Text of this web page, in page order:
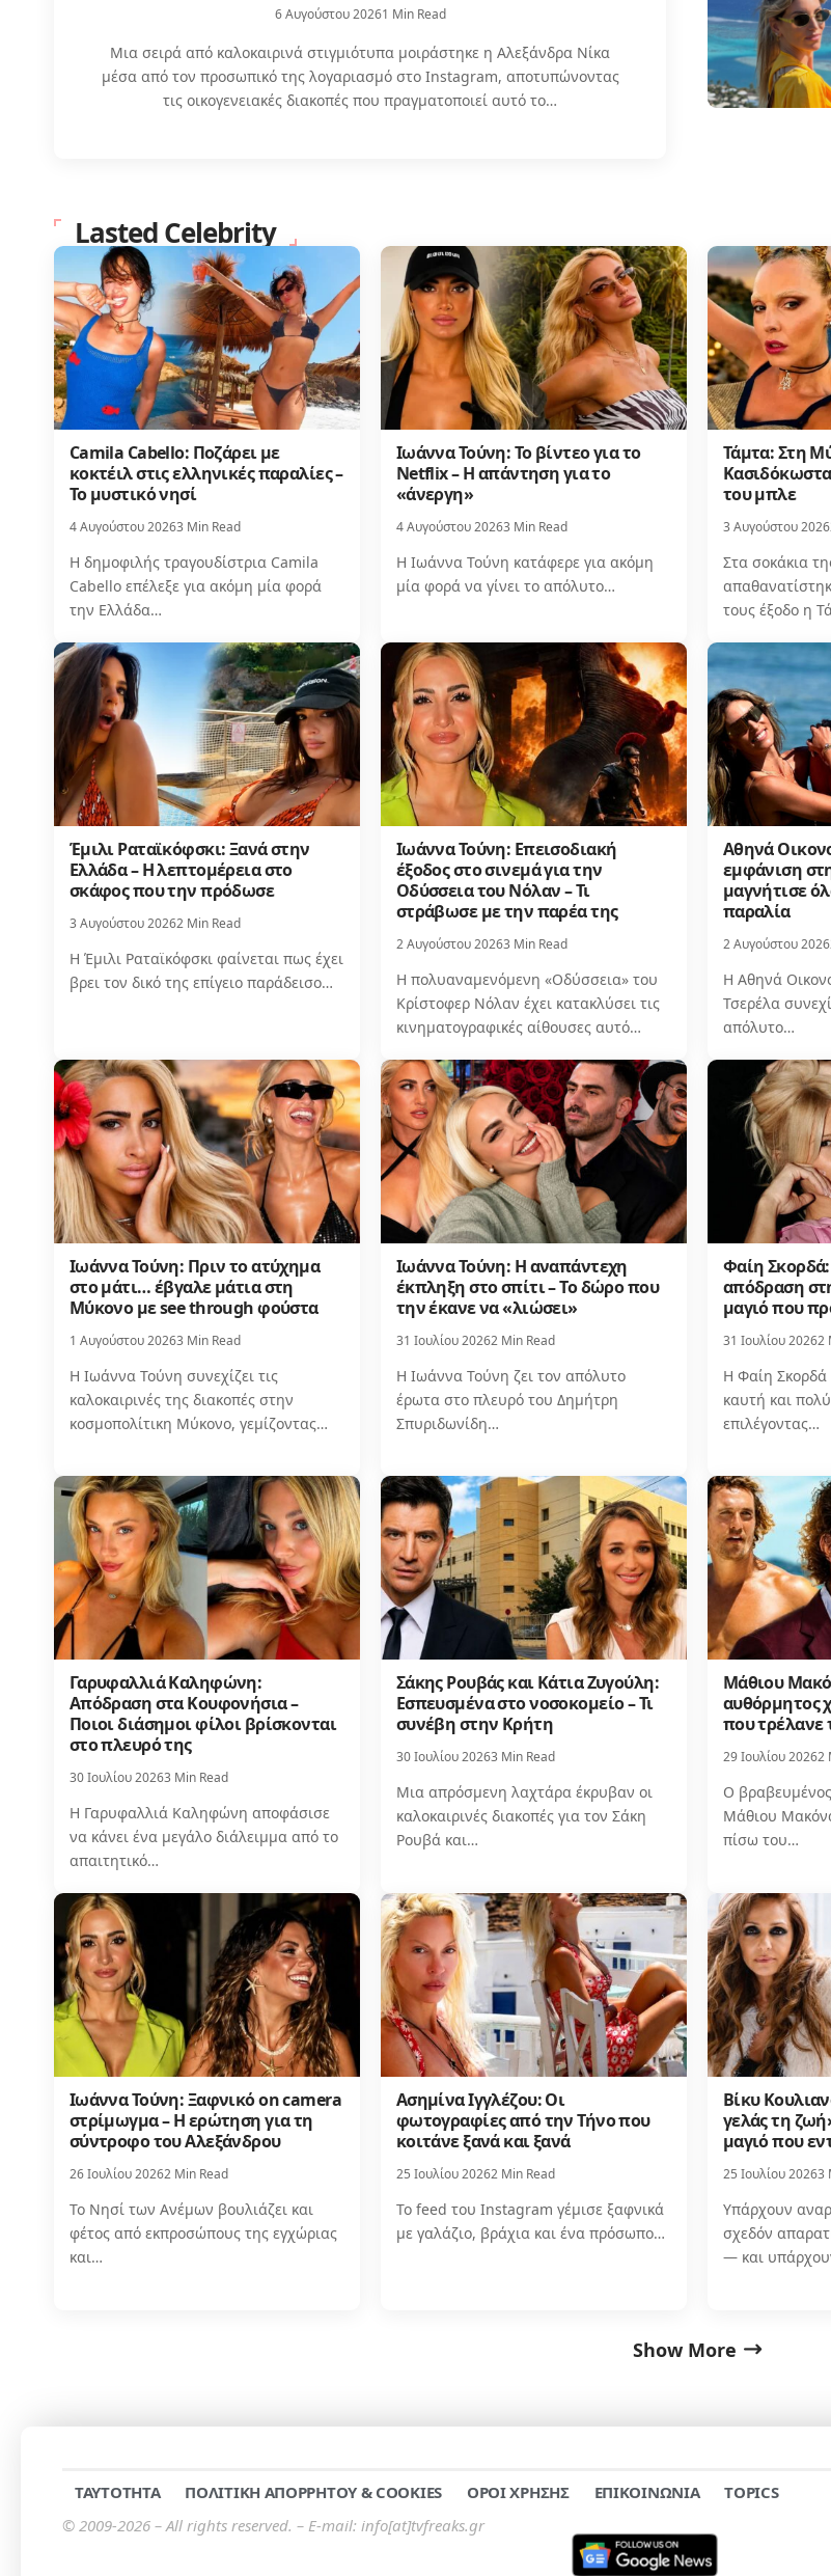
6 Αυγούστου 20261 Min Read
Μια σειρά από καλοκαιρινά στιγμιότυπα μοιράστηκε η Αλεξάνδρα Νίκα
μέσα από τον προσωπικό της λογαριασμό στο Instagram, αποτυπώνοντας
τις οικογενειακές διακοπές που πραγματοποιεί αυτό το…
Lasted Celebrity
Camila Cabello: Ποζάρει με
κοκτέιλ στις ελληνικές παραλίες –
Το μυστικό νησί
4 Αυγούστου 20263 Min Read
Η δημοφιλής τραγουδίστρια Camila
Cabello επέλεξε για ακόμη μία φορά
την Ελλάδα…
Ιωάννα Τούνη: Το βίντεο για το
Netflix – Η απάντηση για το
«άνεργη»
4 Αυγούστου 20263 Min Read
Η Ιωάννα Τούνη κατάφερε για ακόμη
μία φορά να γίνει το απόλυτο…
Τάμτα: Στη
του μπλε
3 Αυγούστου 2026
Στα σοκάκια
τους έξοδο η
Έμιλι Ραταϊκόφσκι: Ξανά στην
Ελλάδα – Η λεπτομέρεια στο
σκάφος που την πρόδωσε
3 Αυγούστου 20262 Min Read
Η Έμιλι Ραταϊκόφσκι φαίνεται πως έχει
βρει τον δικό της επίγειο παράδεισο…
Ιωάννα Τούνη: Επεισοδιακή
έξοδος στο σινεμά για την
Οδύσσεια του Νόλαν – Τι
στράβωσε με την παρέα της
2 Αυγούστου 20263 Min Read
Η πολυαναμενόμενη «Οδύσσεια» του
Κρίστοφερ Νόλαν έχει κατακλύσει τις
κινηματογραφικές αίθουσες αυτό…
Αθηνά
εμφάνιση
μαγνήτισε
παραλία
2 Αυγούστου 2026
Η Αθηνά
Τσερέλα
απόλυτο…
Ιωάννα Τούνη: Πριν το ατύχημα
στο μάτι… έβγαλε μάτια στη
Μύκονο με see through φούστα
1 Αυγούστου 20263 Min Read
Η Ιωάννα Τούνη συνεχίζει τις
καλοκαιρινές της διακοπές στην
κοσμοπολίτικη Μύκονο, γεμίζοντας…
Ιωάννα Τούνη: Η αναπάντεχη
έκπληξη στο σπίτι – Το δώρο που
την έκανε να «λιώσει»
31 Ιουλίου 20262 Min Read
Η Ιωάννα Τούνη ζει τον απόλυτο
έρωτα στο πλευρό του Δημήτρη
Σπυριδωνίδη…
Φαίη
απόδραση
μαγιό που
31 Ιουλίου 20262
Η Φαίη
καυτή και
επιλέγοντας…
Γαρυφαλλιά Καληφώνη:
Απόδραση στα Κουφονήσια –
Ποιοι διάσημοι φίλοι βρίσκονται
στο πλευρό της
30 Ιουλίου 20263 Min Read
Η Γαρυφαλλιά Καληφώνη αποφάσισε
να κάνει ένα μεγάλο διάλειμμα από το
απαιτητικό…
Σάκης Ρουβάς και Κάτια Ζυγούλη:
Εσπευσμένα στο νοσοκομείο – Τι
συνέβη στην Κρήτη
30 Ιουλίου 20263 Min Read
Μια απρόσμενη λαχτάρα έκρυβαν οι
καλοκαιρινές διακοπές για τον Σάκη
Ρουβά και…
Μάθιου
αυθόρμητος
που τρέλανε
29 Ιουλίου 20262
Ο
Μάθιου
πίσω του…
Ιωάννα Τούνη: Ξαφνικό on camera
στρίμωγμα – Η ερώτηση για τη
σύντροφο του Αλεξάνδρου
26 Ιουλίου 20262 Min Read
Το Νησί των Ανέμων βουλιάζει και
φέτος από εκπροσώπους της εγχώριας
και…
Ασημίνα Ιγγλέζου: Οι
φωτογραφίες από την Τήνο που
κοιτάνε ξανά και ξανά
25 Ιουλίου 20262 Min Read
Το feed του Instagram γέμισε ξαφνικά
με γαλάζιο, βράχια και ένα πρόσωπο…
Βίκυ
γελάς τη
μαγιό που
25 Ιουλίου 20263
Υπάρχουν
σχεδόν
— και
Show More
TAYTOTHTA ΠΟΛΙΤΙΚΗ ΑΠΟΡΡΗΤΟΥ & COOKIES ΟΡΟΙ ΧΡΗΣΗΣ ΕΠΙΚΟΙΝΩΝΙΑ
TOPICS
© 2009-2026 – All rights reserved. – E-mail: info[at]tvfreaks.gr